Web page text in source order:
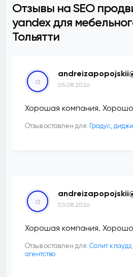
Отзывы на SEO
yandex для
Тольятти
a 05.08.2026
Хорошая компания.
Отзыв оставлен для: ​Градус,
a 03.08.2026
Хорошая компания.
Отзыв оставлен для: Солит
агентство